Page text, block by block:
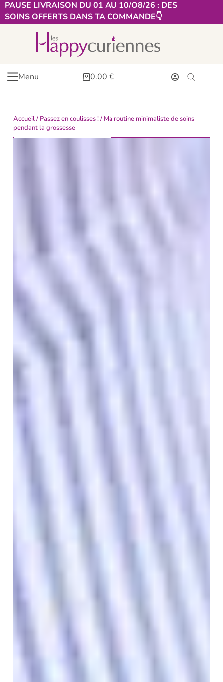
PAUSE LIVRAISON DU 01 AU 10/O8/26 : DES
SOINS OFFERTS DANS TA COMMANDE👇​
Menu 0.00 €
Accueil/ Passez en coulisses !/ Ma routine minimaliste de soins
pendant la grossesse